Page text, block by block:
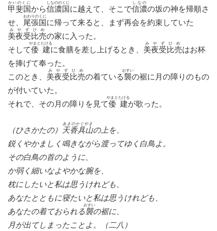
甲斐国
かいのくに
から信濃国
しなののくに
に越えて、そこで信濃
しなの
の坂の神を帰順さ
せ、
尾張国
おわりのくに
に帰って来ると、まず再会を約束していた
美夜受比売
みやずひめ
の家に入った。
そして倭建
やまとたける
に食膳を差し上げるとき、 美夜受比売
みやずひめ
はお杯
を捧げて奉った。
このとき、 美夜受比売
みやずひめ
の着ている襲
おすい
の裾に月の障りのもの
が付いていた。
それで、その月の障りを見て倭建
やまとたける
が歌った。
（ひさかたの） 天香具山
あまのかぐやま
の上を、
鋭くやかましく鳴きながら渡ってゆく白鳥よ。
その白鳥の首のように、
か弱く細いなよやかな腕を、
枕にしたいと私は思うけれども、
あなたとともに寝たいと私は思うけれども、
あなたの着ておられる襲
おすい
の裾に、
月が出てしまったことよ。（二八）